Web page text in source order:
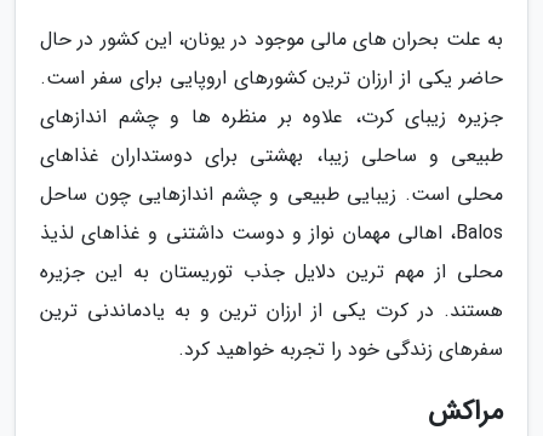
به علت بحران های مالی موجود در یونان، این کشور در حال
حاضر یکی از ارزان ترین کشورهای اروپایی برای سفر است.
جزیره زیبای کرت، علاوه بر منظره ها و چشم اندازهای
طبیعی و ساحلی زیبا، بهشتی برای دوستداران غذاهای
محلی است. زیبایی طبیعی و چشم اندازهایی چون ساحل
Balos، اهالی مهمان نواز و دوست داشتنی و غذاهای لذیذ
محلی از مهم ترین دلایل جذب توریستان به این جزیره
هستند. در کرت یکی از ارزان ترین و به یادماندنی ترین
سفرهای زندگی خود را تجربه خواهید کرد.
مراکش